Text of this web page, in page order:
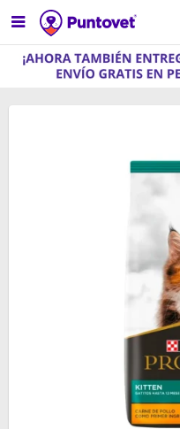
